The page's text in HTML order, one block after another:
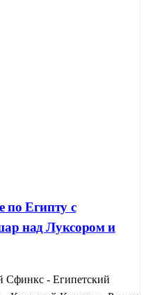
по Египту с
над Луксором и
- Египетский